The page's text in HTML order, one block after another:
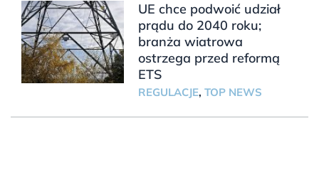
UE chce podwoić udział
prądu do 2040 roku;
branża wiatrowa
ostrzega przed reformą
ETS
REGULACJE, TOP NEWS